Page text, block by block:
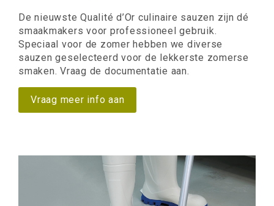
De nieuwste Qualité d’Or culinaire sauzen zijn dé
smaakmakers voor professioneel gebruik.
Speciaal voor de zomer hebben we diverse
sauzen geselecteerd voor de lekkerste zomerse
smaken. Vraag de documentatie aan.
Vraag meer info aan